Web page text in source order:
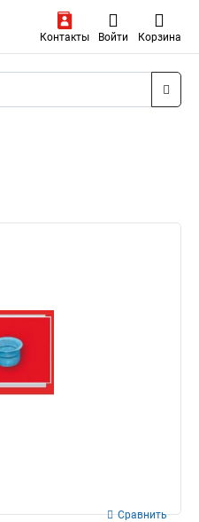
Контакты Войти Корзина
Сравнить